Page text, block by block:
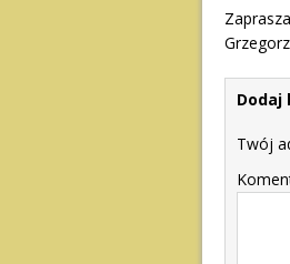
Dodaj
Twój